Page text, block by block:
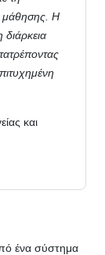
μάθησης. Η
και
ένα σύστημα